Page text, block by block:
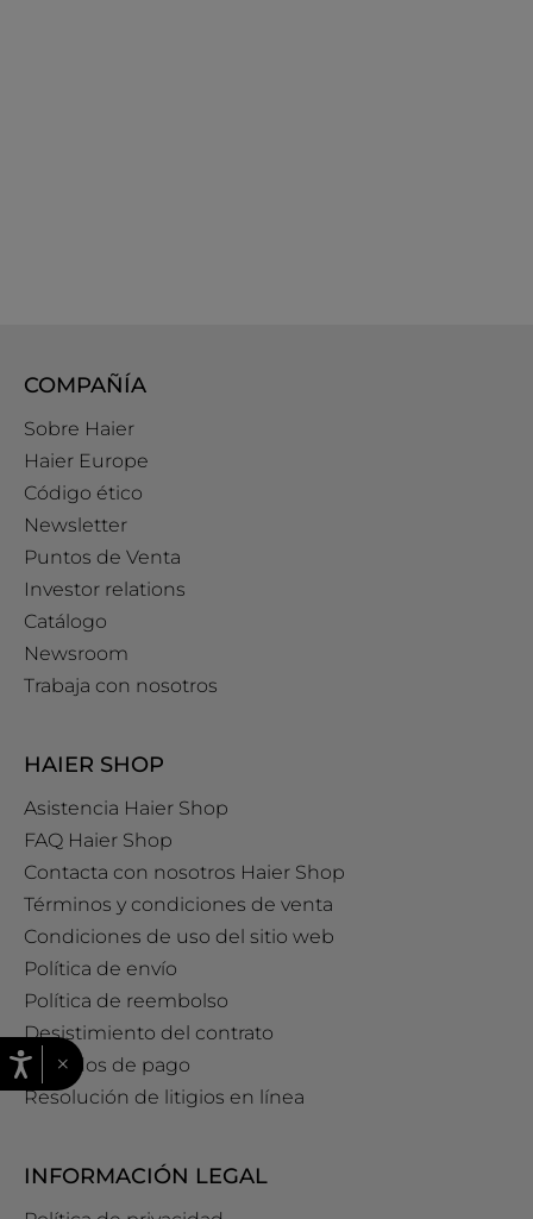
COMPAÑÍA
Sobre Haier
Haier Europe
Código ético
Newsletter
Puntos de Venta
Investor relations
Catálogo
Newsroom
Trabaja con nosotros
HAIER SHOP
Asistencia Haier Shop
FAQ Haier Shop
Contacta con nosotros Haier Shop
Términos y condiciones de venta
Condiciones de uso del sitio web
Política de envío
Política de reembolso
Desistimiento del contrato
Métodos de pago
Resolución de litigios en línea
INFORMACIÓN LEGAL
×